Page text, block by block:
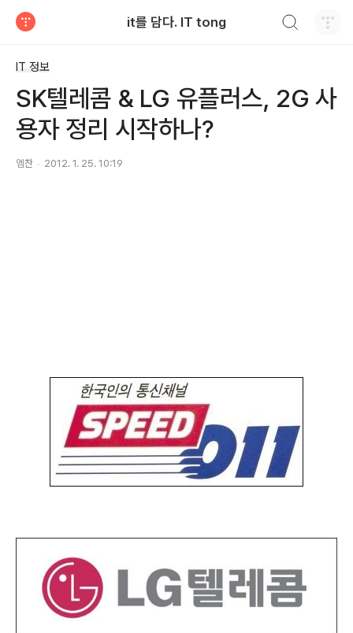
it를 담다. IT tong
IT 정보
SK텔레콤 & LG 유플러스, 2G 사
용자 정리 시작하나?
엠찬 2012. 1. 25. 10:19